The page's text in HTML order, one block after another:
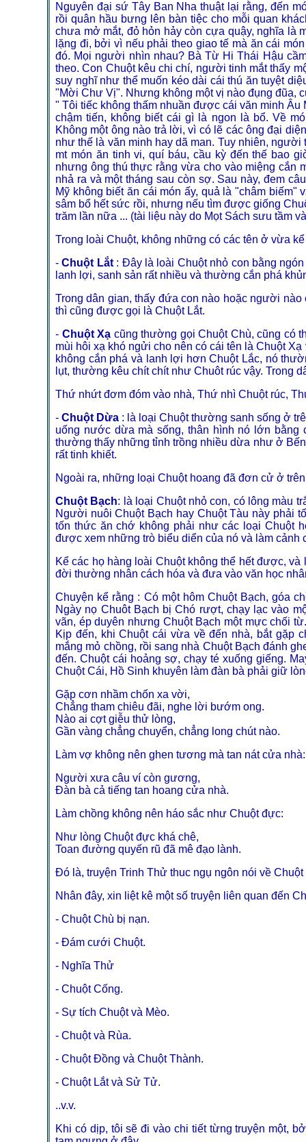
Nguyên đại sứ Tây Ban Nha thuật lại rằng, đến
rồi quân hầu bưng lên bàn tiệc cho mỗi quan
chưa mở mắt, đỏ hỏn hảy còn cựa quậy, nghĩa là
lặng đi, bởi vì nếu phải theo giao tế mà ăn cái
đó. Mọi người nhìn nhau? Bà Từ Hi Thái Hậu
theo. Con Chuột kêu chi chí, người tinh mắt thấy
suy nghĩ như thể muốn kéo dài cái thú ăn tuyệt
"Mời Chư Vị". Nhưng không một vị nào đụng đũa,
" Tôi tiếc không thấm nhuần được cái văn minh
chậm tiến, không biết cái gì là ngon là bổ. Về
Không một ông nào trả lời, vì có lẽ các ông đại
như thế là văn minh hay dã man. Tuy nhiên,
mt món ăn tinh vi, quí báu, cầu kỳ đến thế bao
nhưng ông thú thực rằng vừa cho vào miệng cắn
nhả ra và một tháng sau còn sợ. Sau này, đem
Mỹ không biết ăn cái món ấy, quả là "châm
sâm bổ hết sức rồi, nhưng nếu tìm được giống
trăm lần nữa ... (tài liệu này do Mọt Sách sưu tầm
Trong loài Chuột, không những có các tên ở vừa
-Chuột Lắt: Đây là loài Chuột nhỏ con bằng
lanh lợi, sanh sản rất nhiều và thường cắn phá
Trong dân gian, thấy đứa con nào hoặc người
thì cũng được gọi là Chuột Lắt.
- Chuột Xạ cũng thường gọi Chuột Chù, cũng có
mùi hôi xạ khó ngửi cho nên có cái tên là Chuột
không cắn phá và lanh lợi hơn Chuột Lắc, nó
lụt, thường kêu chít chít như Chuôt rúc vậy. Trong
Thứ nhứt đơm đóm vào nhà, Thứ nhì Chuột rúc,
- Chuột Dừa : là loại Chuột thường sanh sống ở
uống nước dừa mà sống, thân hình nó lớn
thường thấy những tỉnh trồng nhiều dừa như ở
rất tinh khiết.
Ngoài ra, những loại Chuột hoang đã đơn cử ở
Chuột Bạch: là loại Chuột nhỏ con, có lông màu
Người nuôi Chuột Bạch hay Chuột Tàu này phải
tốn thức ăn chớ không phải như các loại Chuột
được xem những trò biểu diển của nó và làm cảnh
Kể các họ hàng loài Chuột không thể hết được,
đời thường nhân cách hóa và đưa vào văn học
Chuyện kể rằng : Có một hôm Chuột Bạch, góa
Ngày nọ Chuôt Bạch bị Chó rượt, chạy lạc vào
vãn, ép duyên nhưng Chuột Bạch một mực chối
Kịp đến, khi Chuột cái vừa về đến nhà, bắt gặp
mắng mỏ chồng, rồi sang nhà Chuột Bạch đánh
đến. Chuột cái hoảng sợ, chạy té xuống giếng.
Chuột Cái, Hồ Sinh khuyên làm đàn bà phải giữ
Gặp cơn nhầm chốn xa vời,
Chẳng tham chiêu đãi, nghe lời bướm ong.
Nào ai cợt giễu thử lòng,
Gần vàng chẳng chuyển, chẳng long chút nào.
Làm vợ không nên ghen tương mà tan nát cửa nhà:
Người xưa câu ví còn gương,
Đàn bà cả tiếng tan hoang cửa nhà.
Làm chồng không nên háo sắc như Chuột đực:
Như lòng Chuột đực khá chê,
Toan đường quyến rũ đã mê đạo lành.
Đó là, truyện Trinh Thử thuc ngụ ngôn nói về
Nhân đây, xin liệt kê một số truyện liên quan đến
- Chuột Chù bị nạn.
- Đám cưới Chuột.
- Nghĩa Thử
- Chuột Cống.
- Sự tích Chuột và Mèo.
- Chuột và Rùa.
- Chuột Đồng và Chuột Thành.
- Chuột Lắt và Sử Tử.
..v.v.
Khi có dịp, tôi sẽ đi vào chi tiết từng truyện một,